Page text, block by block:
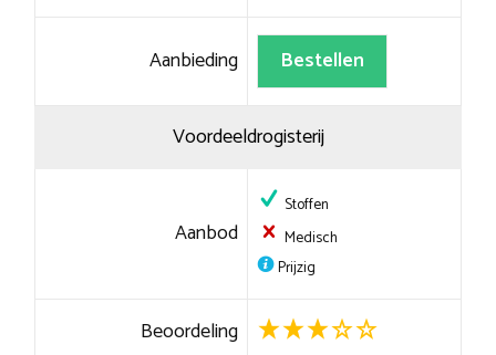
Aanbieding Bestellen
Voordeeldrogisterij
Aanbod
Stoffen
Medisch
Prijzig
Beoordeling